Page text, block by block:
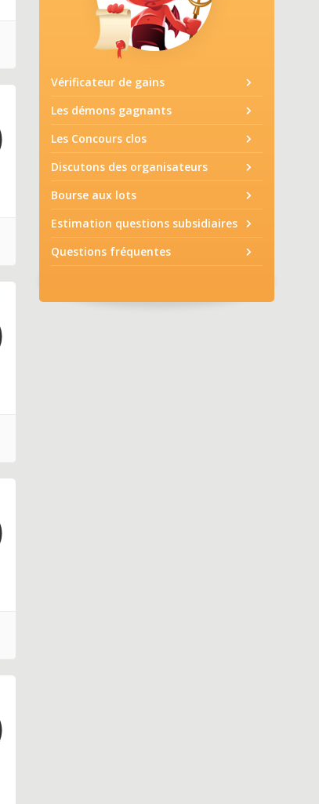
Vérificateur de gains
Les démons gagnants
Les Concours clos
Discutons des organisateurs
Bourse aux lots
Estimation questions subsidiaires
Questions fréquentes